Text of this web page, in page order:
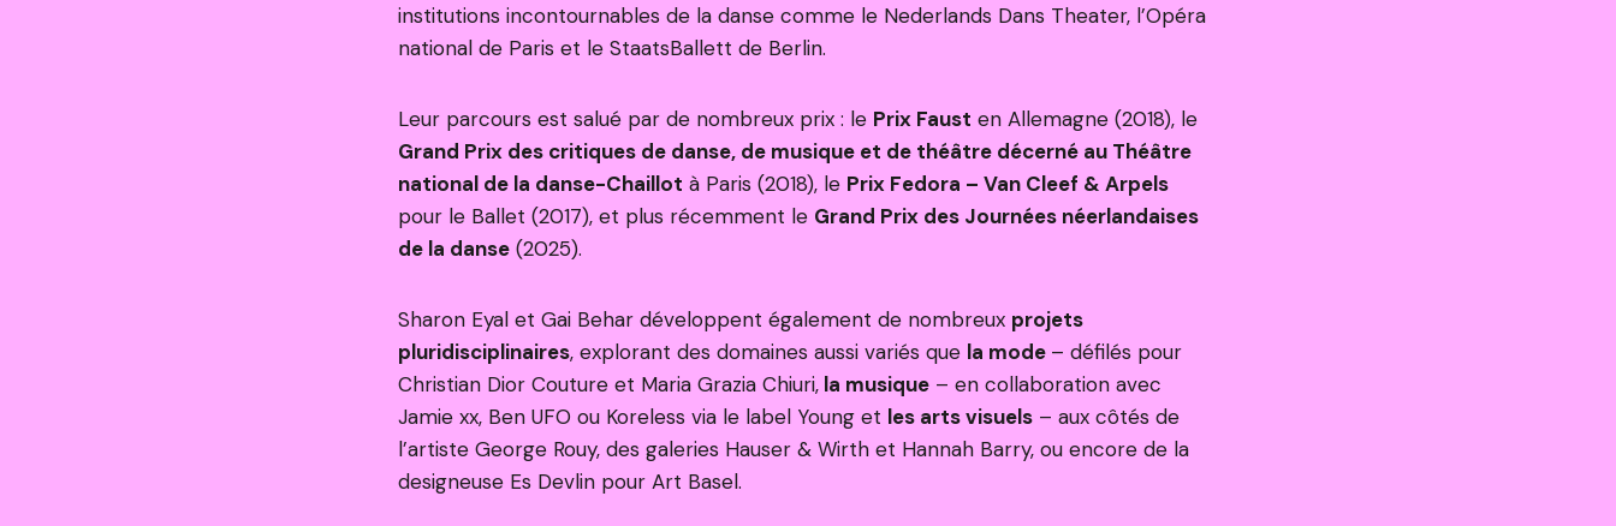
institutions incontournables de la danse comme le Nederlands Dans Theater, l’Opéra
national de Paris et le StaatsBallett de Berlin.
Leur parcours est salué par de nombreux prix : le Prix Faust en Allemagne (2018), le
Grand Prix des critiques de danse, de musique et de théâtre décerné au Théâtre
national de la danse-Chaillot à Paris (2018), le Prix Fedora – Van Cleef & Arpels
pour le Ballet (2017), et plus récemment le Grand Prix des Journées néerlandaises
de la danse (2025).
Sharon Eyal et Gai Behar développent également de nombreux projets
pluridisciplinaires, explorant des domaines aussi variés que la mode – défilés pour
Christian Dior Couture et Maria Grazia Chiuri, la musique – en collaboration avec
Jamie xx, Ben UFO ou Koreless via le label Young et les arts visuels – aux côtés de
l’artiste George Rouy, des galeries Hauser & Wirth et Hannah Barry, ou encore de la
designeuse Es Devlin pour Art Basel.